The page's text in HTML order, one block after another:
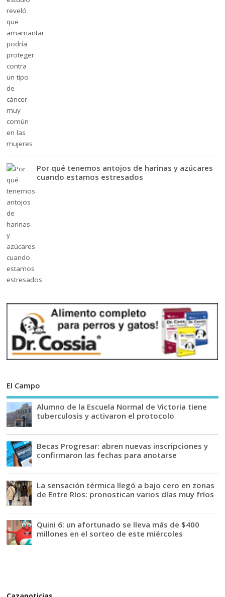
Por qué tenemos antojos de harinas y azúcares
cuando estamos estresados
El Campo
Alumno de la Escuela Normal de Victoria tiene
tuberculosis y activaron el protocolo
Becas Progresar: abren nuevas inscripciones y
confirmaron las fechas para anotarse
La sensación térmica llegó a bajo cero en zonas
de Entre Ríos: pronostican varios días muy fríos
Quini 6: un afortunado se lleva más de $400
millones en el sorteo de este miércoles